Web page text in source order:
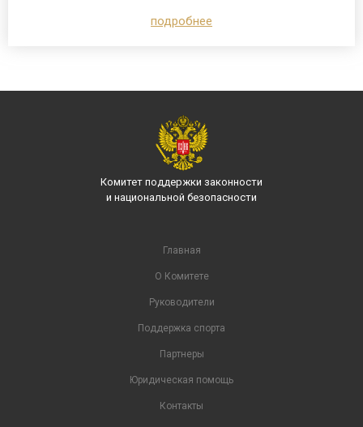
подробнее
Комитет поддержки законности
и национальной безопасности
Главная
О Комитете
Руководители
Поддержка спорта
Партнеры
Юридическая помощь
Контакты